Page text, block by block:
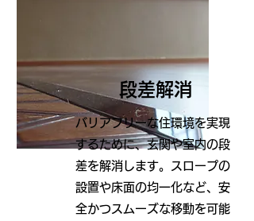
段差解消
バリアフリーな住環境を実現
するために、玄関や室内の段
差を解消します。スロープの
設置や床面の均一化など、安
全かつスムーズな移動を可能